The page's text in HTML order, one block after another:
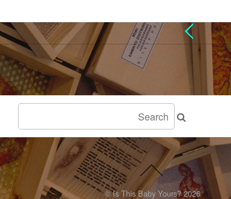
©Is This Baby Yours?2026